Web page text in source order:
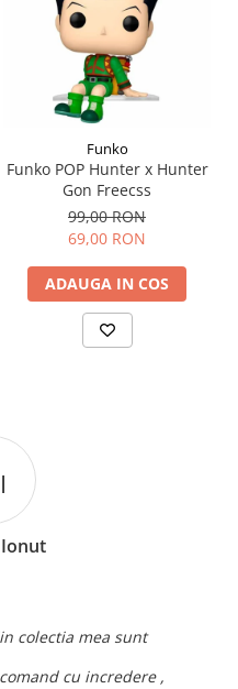
Funko
Funko POP Hunter x Hunter
Gon Freecss
99,00 RON
69,00 RON
ADAUGA IN COS
colectia mea sunt
cu incredere ,